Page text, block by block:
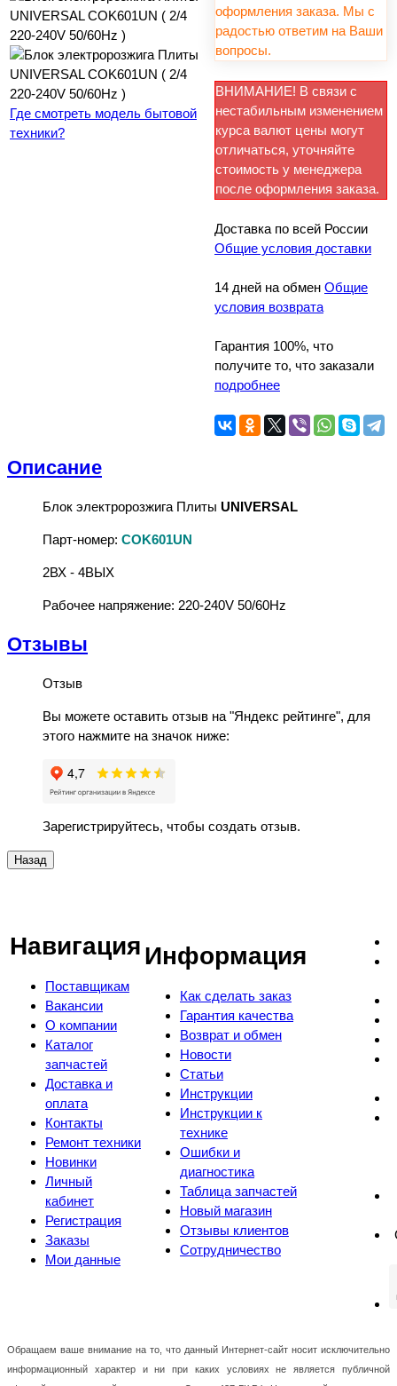
Где смотреть модель бытовой
техники?
оформления заказа. Мы с
радостью ответим на Ваши
вопросы.
ВНИМАНИЕ! В связи с
нестабильным изменением
курса валют цены могут
отличаться, уточняйте
стоимость у менеджера
после оформления заказа.
Доставка по всей России
Общие условия доставки
14 дней на обмен Общие
условия возврата
Гарантия 100%, что
получите то, что заказали
подробнее
Описание
Блок электророзжига Плиты UNIVERSAL
Парт-номер: COK601UN
2ВХ - 4ВЫХ
Рабочее напряжение: 220-240V 50/60Hz
Отзывы
Отзыв
Вы можете оставить отзыв на "Яндекс рейтинге", для
этого нажмите на значок ниже:
Зарегистрируйтесь, чтобы создать отзыв.
Навигация
Поставщикам
Вакансии
О компании
Каталог
запчастей
Доставка и
оплата
Контакты
Ремонт техники
Новинки
Личный
кабинет
Регистрация
Заказы
Мои данные
Информация
Как сделать заказ
Гарантия качества
Возврат и обмен
Новости
Статьи
Инструкции
Инструкции к
технике
Ошибки и
диагностика
Таблица запчастей
Новый магазин
Отзывы клиентов
Сотрудничество
Обращаем ваше внимание на то, что данный Интернет-сайт носит исключительно
информационный характер и ни при каких условиях не является публичной